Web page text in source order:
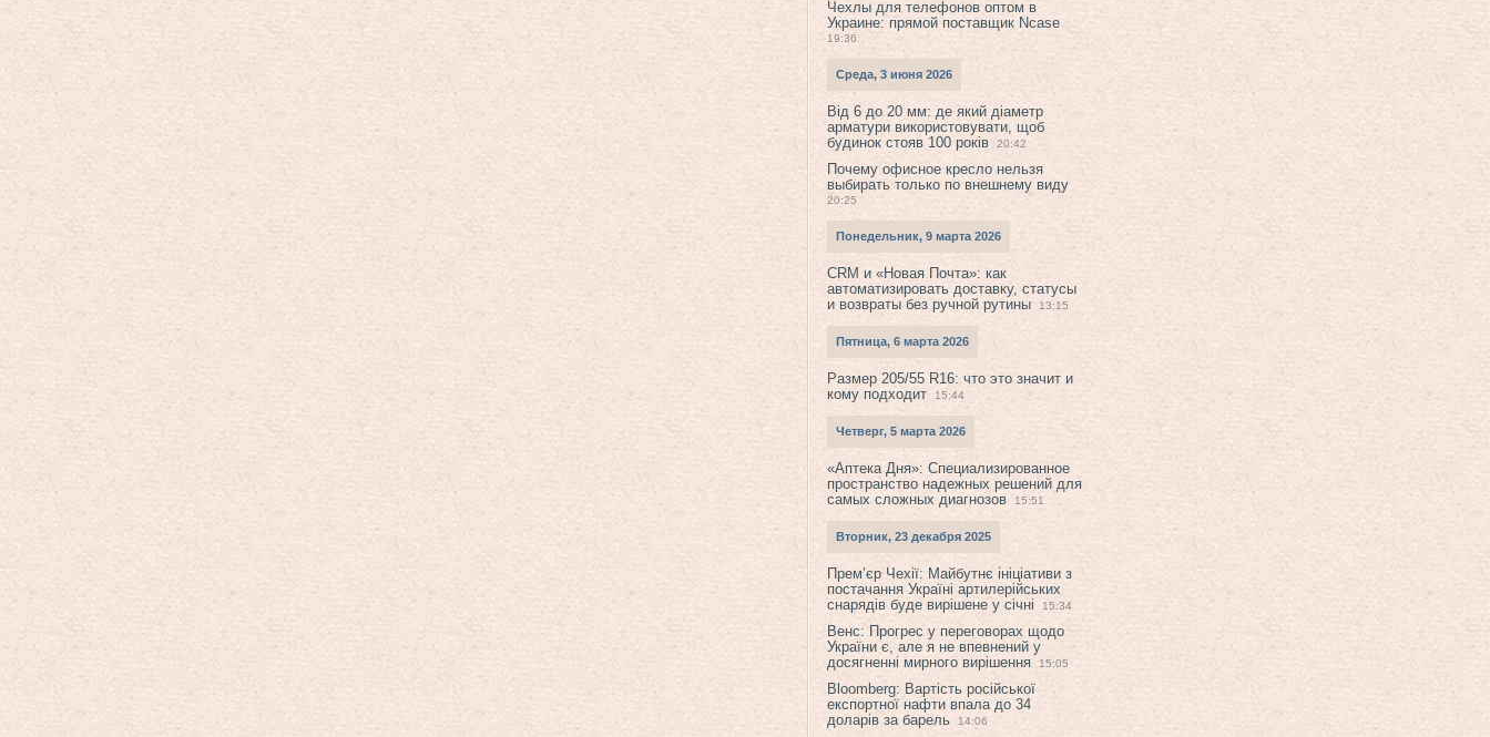
Чехлы для телефонов оптом в
Украине: прямой поставщик Ncase
19:36
Среда, 3 июня 2026
Від 6 до 20 мм: де який діаметр
арматури використовувати, щоб
будинок стояв 100 років
20:42
Почему офисное кресло нельзя
выбирать только по внешнему виду
20:25
Понедельник, 9 марта 2026
CRM и «Новая Почта»: как
автоматизировать доставку, статусы
и возвраты без ручной рутины
13:15
Пятница, 6 марта 2026
Размер 205/55 R16: что это значит и
кому подходит
15:44
Четверг, 5 марта 2026
«Аптека Дня»: Специализированное
пространство надежных решений для
самых сложных диагнозов
15:51
Вторник, 23 декабря 2025
Прем’єр Чехії: Майбутнє ініціативи з
постачання Україні артилерійських
снарядів буде вирішене у січні
15:34
Венс: Прогрес у переговорах щодо
України є, але я не впевнений у
досягненні мирного вирішення
15:05
Bloomberg: Вартість російської
експортної нафти впала до 34
доларів за барель
14:06